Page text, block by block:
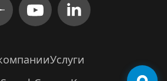
Услуги